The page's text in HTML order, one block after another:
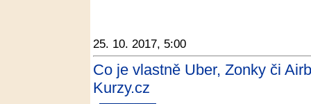
25. 10. 2017, 5:00
Co je vlastně Uber, Zonky či
Kurzy.cz